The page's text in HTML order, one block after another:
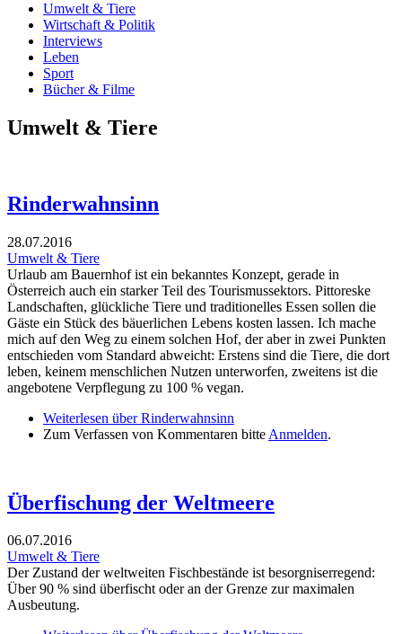
Umwelt & Tiere
Wirtschaft & Politik
Interviews
Leben
Sport
Bücher & Filme
Umwelt & Tiere
Rinderwahnsinn
28.07.2016
Umwelt & Tiere
Urlaub am Bauernhof ist ein bekanntes Konzept, gerade in
Österreich auch ein starker Teil des Tourismussektors. Pittoreske
Landschaften, glückliche Tiere und traditionelles Essen sollen die
Gäste ein Stück des bäuerlichen Lebens kosten lassen. Ich mache
mich auf den Weg zu einem solchen Hof, der aber in zwei Punkten
entschieden vom Standard abweicht: Erstens sind die Tiere, die dort
leben, keinem menschlichen Nutzen unterworfen, zweitens ist die
angebotene Verpflegung zu 100 % vegan.
Weiterlesen über Rinderwahnsinn
Zum Verfassen von Kommentaren bitte Anmelden.
Überfischung der Weltmeere
06.07.2016
Umwelt & Tiere
Der Zustand der weltweiten Fischbestände ist besorgniserregend:
Über 90 % sind überfischt oder an der Grenze zur maximalen
Ausbeutung.